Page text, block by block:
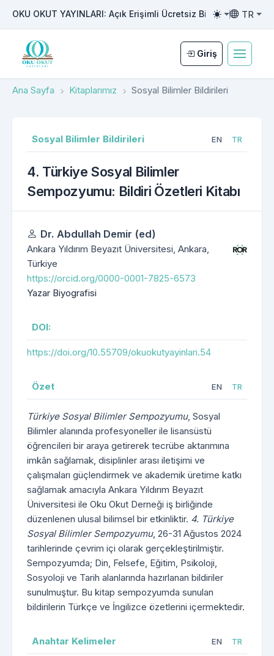
OKU OKUT YAYINLARI: Açık Erişimli Ücretsiz Bilimsel
Toggle
TR
Toggle
Giriş
Ana Sayfa Kitaplarımız Sosyal Bilimler Bildirileri
Sosyal Bilimler Bildirileri EN TR
4. Türkiye Sosyal Bilimler
Sempozyumu: Bildiri Özetleri Kitabı
Yazarlar
Dr. Abdullah Demir (ed)
Ankara Yıldırım Beyazıt Üniversitesi, Ankara,
Türkiye
https://orcid.org/0000-0001-7825-6573
Yazar Biyografisi
DOI:
https://doi.org/10.55709/okuokutyayinlari.54
Özet EN TR
Türkiye Sosyal Bilimler Sempozyumu, Sosyal
Bilimler alanında profesyoneller ile lisansüstü
öğrencileri bir araya getirerek tecrübe aktarımına
imkân sağlamak, disiplinler arası iletişimi ve
çalışmaları güçlendirmek ve akademik üretime katkı
sağlamak amacıyla Ankara Yıldırım Beyazıt
Üniversitesi ile Oku Okut Derneği iş birliğinde
düzenlenen ulusal bilimsel bir etkinliktir. 4. Türkiye
Sosyal Bilimler Sempozyumu, 26-31 Ağustos 2024
tarihlerinde çevrim içi olarak gerçekleştirilmiştir.
Sempozyumda; Din, Felsefe, Eğitim, Psikoloji,
Sosyoloji ve Tarih alanlarında hazırlanan bildiriler
sunulmuştur. Bu kitap sempozyumda sunulan
bildirilerin Türkçe ve İngilizce özetlerini içermektedir.
Anahtar Kelimeler EN TR